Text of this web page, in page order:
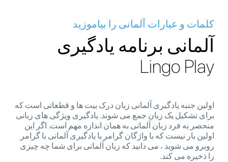
کلمات و عبارات آلمانی را بیاموزید
آلمانی برنامه یادگیری
Lingo Play
اولین جنبه یادگیری آلمانی زبان درک بیت ها و قطعاتی است که
برای تشکیل یک زبان جمع می شوند. یادگیری ویژگی های زبانی
منحصر به فرد زبان آلمانی به همان اندازه مهم است. اگر این
اولین بار نیست که با واژگان گرامر یا یادگیری آلمانی با گرامر
روبرو می شوید ، می دانید که زبان آلمانی برای شما چه چیزی
را ذخیره می کند.